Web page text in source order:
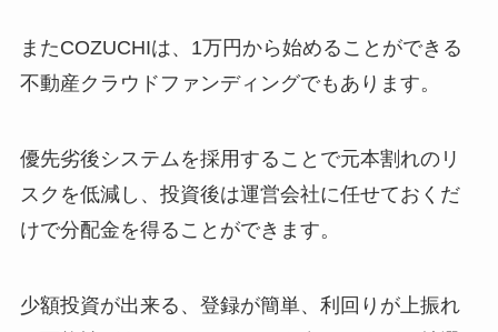
またCOZUCHIは、1万円から始めることができる
不動産クラウドファンディングでもあります。
優先劣後システムを採用することで元本割れのリ
スクを低減し、投資後は運営会社に任せておくだ
けで分配金を得ることができます。
少額投資が出来る、登録が簡単、利回りが上振れ